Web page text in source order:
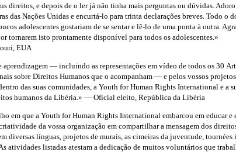
direitos, e depois de o ler já não tinha mais perguntas ou dúvidas.
das Nações Unidas e encurtá-lo para trinta declarações breves. Todo
adolescentes gostariam de se sentar e lê-lo de uma ponta à outra.
tornarem isto prontamente disponível para todos os adolescentes.»
EUA
aprendizagem — incluindo as representações em vídeo de todos os 30
sobre Direitos Humanos que o acompanham — e pelos vossos
das suas comunidades, a Youth for Human Rights International e a
humanos da Libéria.» — Oficial eleito, República da Libéria
em que a Youth for Human Rights International embarcou em educar e
da vossa organização em compartilhar a mensagem dos
diversas línguas, projetos de murais, as cimeiras da juventude,
atividades listadas atestam a dedicação de muitos voluntários que